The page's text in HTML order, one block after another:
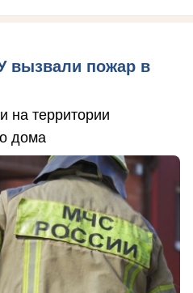
вызвали пожар в
на территории
дома